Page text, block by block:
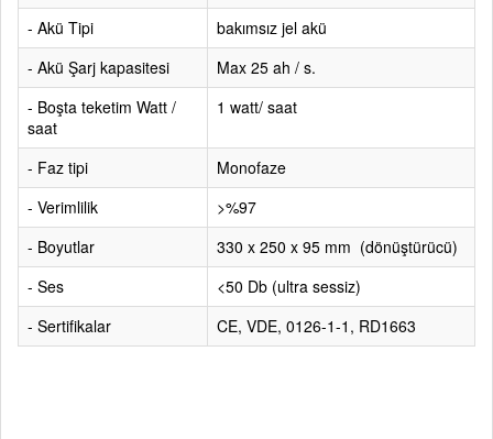
- Akü Tipi
bakımsız jel akü
- Akü Şarj kapasitesi
Max 25 ah / s.
- Boşta teketim Watt /
saat
1 watt/ saat
- Faz tipi
Monofaze
- Verimlilik
>%97
- Boyutlar
330 x 250 x 95 mm (dönüştürücü)
- Ses
<50 Db (ultra sessiz)
- Sertifikalar
CE, VDE, 0126-1-1, RD1663